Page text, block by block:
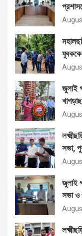
জুলাই
সভা,
জুলাই
সভা ও